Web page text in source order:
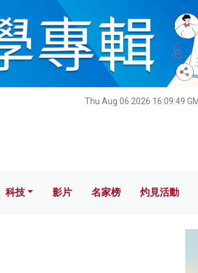
Thu Aug 06 2026 16:09:51
科技 影片 名家榜 灼見活
科技 影片 名家榜 灼見活動